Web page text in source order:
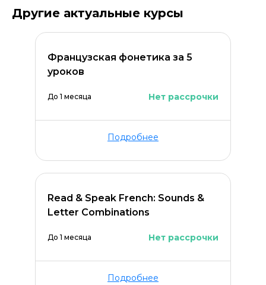
Другие актуальные курсы
Французская фонетика за 5
уроков
До 1 месяца Нет рассрочки
Подробнее
Read & Speak French: Sounds &
Letter Combinations
До 1 месяца Нет рассрочки
Подробнее